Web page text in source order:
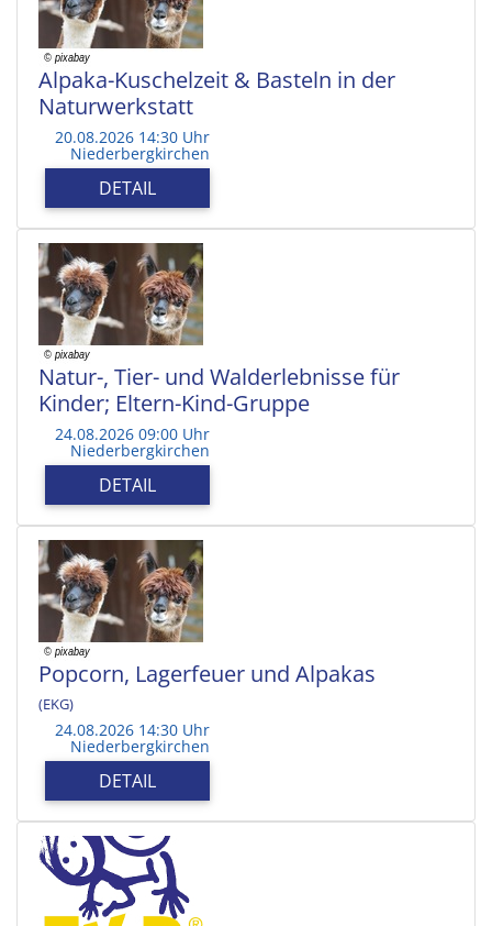
Alpaka-Kuschelzeit & Basteln in der
Naturwerkstatt
20.08.2026 14:30 Uhr
Niederbergkirchen
DETAIL
Natur-, Tier- und Walderlebnisse für
Kinder; Eltern-Kind-Gruppe
24.08.2026 09:00 Uhr
Niederbergkirchen
DETAIL
Popcorn, Lagerfeuer und Alpakas
(EKG)
24.08.2026 14:30 Uhr
Niederbergkirchen
DETAIL